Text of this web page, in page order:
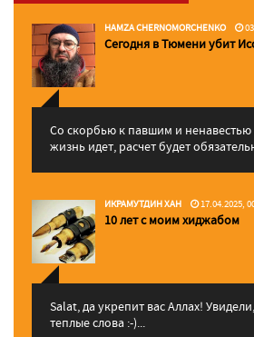
HAMZA CHERNOMORCHENKO
Сегодня в Тюмени убит
Со скорбью к павшим и ненавестью
жизнь идет, расчет будет
ИКРАМУТДИН ХАН 17.04.2025,
10 лет с моим хиджабом
Salat, да укрепит вас Аллаx!
теплые слова :-)...